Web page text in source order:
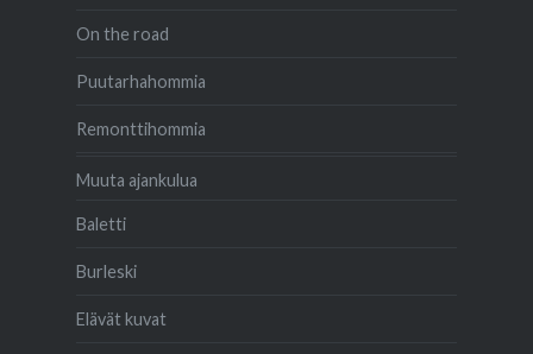
On the road
Puutarhahommia
Remonttihommia
Muuta ajankulua
Baletti
Burleski
Elävät kuvat